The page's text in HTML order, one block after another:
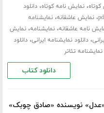
،نمایش نامه کوتاه،دانلود
،نمایش عاشقانه،نمایشنامه
نامه عاشقانه،نمایشنامه،نمایش
،دانلود نمایشنامه ایرانی،دانلود
نمایشنامه تئاتر
دانلود کتاب
نویسنده «صادق چوبک»